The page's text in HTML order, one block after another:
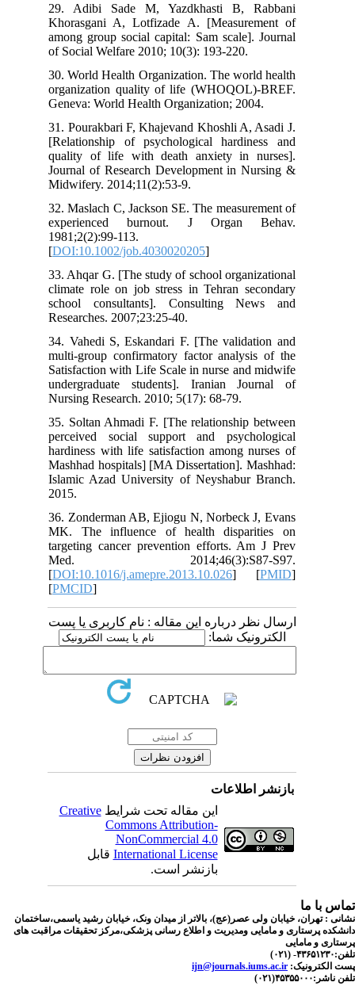
29. Adibi Sade M, Yazdkhasti B, Rabbani
Khorasgani A, Lotfizade A. [Measurement of
among group social capital: Sam scale]. Journal
of Social Welfare 2010; 10(3): 193-220.
30. World Health Organization. The world health
organization quality of life (WHOQOL)-BREF.
Geneva: World Health Organization; 2004.
31. Pourakbari F, Khajevand Khoshli A, Asadi J.
[Relationship of psychological hardiness and
quality of life with death anxiety in nurses].
Journal of Research Development in Nursing &
Midwifery. 2014;11(2):53-9.
32. Maslach C, Jackson SE. The measurement of
experienced burnout. J Organ Behav.
1981;2(2):99-113.
[DOI:10.1002/job.4030020205
33. Ahqar G. [The study of school organizational
climate role on job stress in Tehran secondary
school consultants]. Consulting News and
Researches. 2007;23:25-40.
34. Vahedi S, Eskandari F. [The validation and
multi-group confirmatory factor analysis of the
Satisfaction with Life Scale in nurse and midwife
undergraduate students]. Iranian Journal of
Nursing Research. 2010; 5(17): 68-79.
35. Soltan Ahmadi F. [The relationship between
perceived social support and psychological
hardiness with life satisfaction among nurses of
Mashhad hospitals] [MA Dissertation]. Mashhad:
Islamic Azad University of Neyshabur Branch.
2015.
36. Zonderman AB, Ejiogu N, Norbeck J, Evans
MK. The influence of health disparities on
targeting cancer prevention efforts. Am J Prev
Med. 2014;46(3):S87-S97.
[DOI:10.1016/j.amepre.2013.10.026 ] [PMID
[PMCID
ارسال نظر درباره این مقاله : نام کاربری یا پست
الکترونیک شما:
بازنشر اطلاعات
این مقاله تحت شرایطCreative
Commons Attribution-
NonCommercial 4.0
International Licenseقابل
بازنشر است.
با ما
: تهران، خیابان ولی عصر(عج)، بالاتر از میدان ونک، خیابان رشید یاسمی،ساختمان
پرستاری و مامایی ومدیریت و اطلاع رسانی پزشکی،مرکز تحقیقات مراقبت های
و مامایی
(۰۲۱)
الکترونیک:ijn@journals.iums.ac.ir